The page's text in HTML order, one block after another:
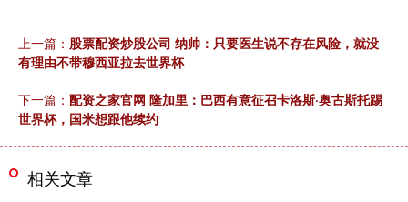
上一篇： 股票配资炒股公司 纳帅：只要医生说不存在风险，就没
有理由不带穆西亚拉去世界杯
下一篇： 配资之家官网 隆加里：巴西有意征召卡洛斯·奥古斯托踢
世界杯，国米想跟他续约
相关文章